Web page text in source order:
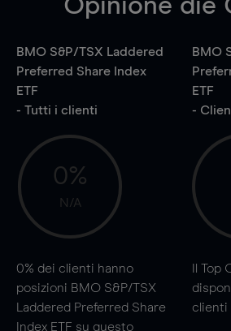
Opinione die
BMO S&P/TSX Laddered
Preferred Share Index
ETF
- Tutti i clienti
0%
N/A
0% dei clienti hanno
posizioni BMO S&P/TSX
Laddered Preferred Share
Index ETF su questo
BMO
ETF
-
Il
clienti